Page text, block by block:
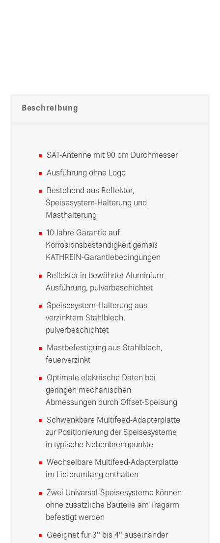
Beschreibung
SAT-Antenne mit 90 cm Durchmesser
Ausführung ohne Logo
Bestehend aus Reflektor,
Speisesystem-Halterung und
Masthalterung
10 Jahre Garantie auf
Korrosionsbeständigkeit gemäß
KATHREIN-Garantiebedingungen
Reflektor in bewährter Aluminium-
Ausführung, pulverbeschichtet
Speisesystem-Halterung aus
verzinktem Stahlblech,
pulverbeschichtet
Mastbefestigung aus Stahlblech,
feuerverzinkt
Optimale elektrische Daten bei
geringen mechanischen
Abmessungen durch Offset-Speisung
Schwenkbare Multifeed-Adapterplatte
zur Positionierung der Speisesysteme
in typische Nebenbrennpunkte
Wechselbare Multifeed-Adapterplatte
im Lieferumfang enthalten
Zwei Universal-Speisesysteme können
ohne zusätzliche Bauteile am Tragarm
befestigt werden
Geeignet für 3° bis 4° auseinander